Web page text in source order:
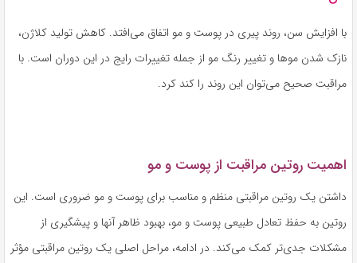
با افزایش سن، روند پیری در پوست و مو اتفاق می‌افتد. کاهش تولید کلاژن،
نازک شدن موها و تغییر رنگ مو از جمله تغییرات رایج در این دوران است. با
مراقبت صحیح می‌توان این روند را کند کرد.
اهمیت روتین مراقبت از پوست و مو
داشتن یک روتین مراقبتی منظم و مناسب برای پوست و مو ضروری است. این
روتین به حفظ تعادل طبیعی پوست و مو، بهبود ظاهر آنها و پیشگیری از
مشکلات جدی‌تر کمک می‌کند. در ادامه، مراحل اصلی یک روتین مراقبتی مؤثر